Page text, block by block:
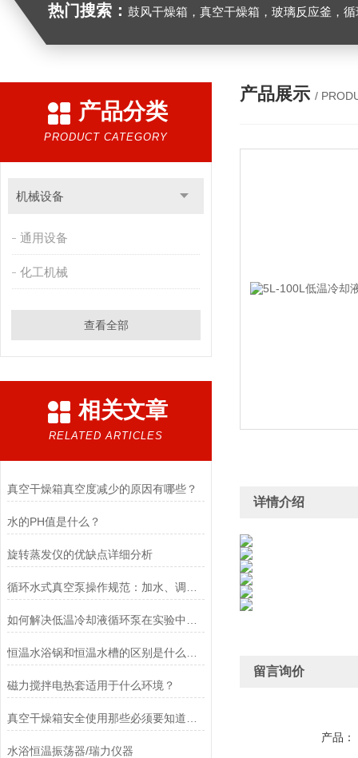
热门搜索： 鼓风干燥箱，真空干燥箱，玻璃反应釜，循环水真空泵
产品分类
PRODUCT CATEGORY
机械设备
通用设备
化工机械
查看全部
相关文章
RELATED ARTICLES
真空干燥箱真空度减少的原因有哪些？
水的PH值是什么？
旋转蒸发仪的优缺点详细分析
磁力搅拌电热套适用于什么环境？
水浴恒温振荡器/瑞力仪器
产品展示 /
详情介绍
留言询价
产品：